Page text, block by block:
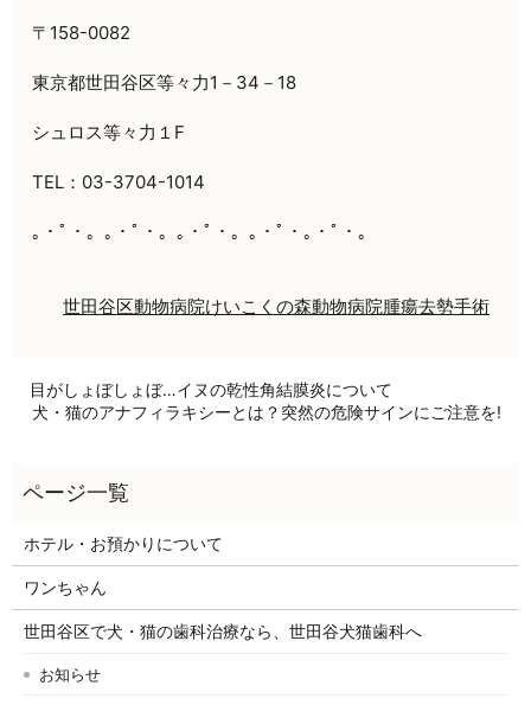
〒158-0082
東京都世田谷区等々力1－34－18
シュロス等々力１F
TEL：03-3704-1014
｡・ﾟ・。｡・ﾟ・。｡・ﾟ・。｡・ﾟ・｡・ﾟ・。
世田谷区動物病院けいこくの森動物病院腫瘍去勢手術
目がしょぼしょぼ…イヌの乾性角結膜炎について
犬・猫のアナフィラキシーとは？突然の危険サインにご注意を!
ホテル・お預かりについて
ワンちゃん
世田谷区で犬・猫の歯科治療なら、世田谷犬猫歯科へ
お知らせ